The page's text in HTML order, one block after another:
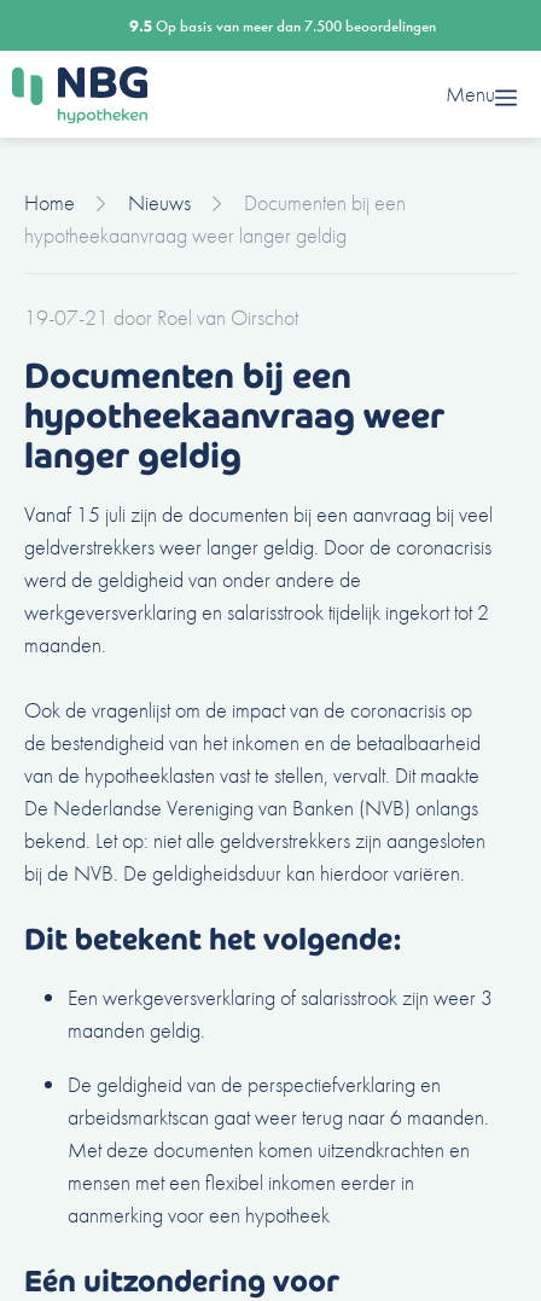
naar
de
inhoud
9.5Op basis van meer dan 7.500 beoordelingen
Menu
Home Nieuws
Documenten bij een
hypotheekaanvraag weer langer geldig
19-07-21 door Roel van Oirschot
Documenten bij een
hypotheekaanvraag weer
langer geldig
Vanaf 15 juli zijn de documenten bij een aanvraag bij veel
geldverstrekkers weer langer geldig. Door de coronacrisis
werd de geldigheid van onder andere de
werkgeversverklaring en salarisstrook tijdelijk ingekort tot 2
maanden.
Ook de vragenlijst om de impact van de coronacrisis op
de bestendigheid van het inkomen en de betaalbaarheid
van de hypotheeklasten vast te stellen, vervalt. Dit maakte
De Nederlandse Vereniging van Banken (NVB) onlangs
bekend. Let op: niet alle geldverstrekkers zijn aangesloten
bij de NVB. De geldigheidsduur kan hierdoor variëren.
Dit betekent het volgende:
Een werkgeversverklaring of salarisstrook zijn weer 3
maanden geldig.
De geldigheid van de perspectiefverklaring en
arbeidsmarktscan gaat weer terug naar 6 maanden.
Met deze documenten komen uitzendkrachten en
mensen met een flexibel inkomen eerder in
aanmerking voor een hypotheek
Eén uitzondering voor